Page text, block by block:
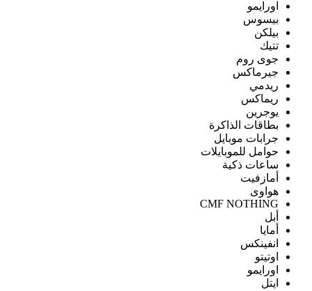
اورايمو
بيسوس
بيلكن
تتيك
جوى روم
جيرماكس
ريدمي
ريماكس
يوجرين
بطاقات الذاكرة
جرابات موبايل
حوامل للموبايلات
ساعات ذكية
أمازفيت
هواوى
CMF NOTHING
أبل
أمايا
انفينكس
اوتيتو
اورايمو
ايتل